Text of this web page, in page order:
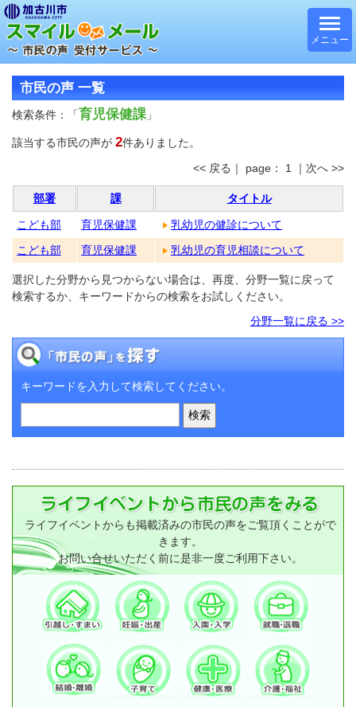
メニュー
市民の声 一覧
検索条件：「育児保健課 」
該当する市民の声が 2件ありました。
<< 戻る｜ page： 1 ｜次へ >>
部署 課 タイトル
こども部 育児保健課
乳幼児の健診について
こども部
育児保健課 乳幼児の育児相談について
選択した分野から見つからない場合は、再度、分野一覧に戻って
検索するか、キーワードからの検索をお試しください。
分野一覧に戻る >>
キーワードを入力して検索してください。
ライフイベントからも掲載済みの市民の声をご覧頂くことがで
きます。
お問い合せいただく前に是非一度ご利用下さい。